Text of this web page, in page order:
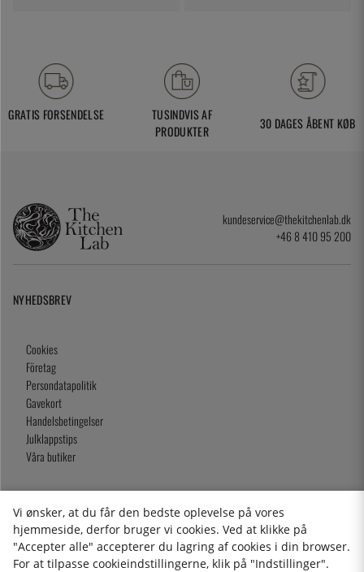
GRATIS FORSENDELSE
TUSINDVIS AF
PRODUKTER
30 DAGES ÅBENT KØB
kundeservice@thekitchenlab.dk
+46 8 410 95 200
NYHEDSBREV
Cookies
Företag
Persondatapolitik
Gavekort
Handelsbetingelser
Julklappstips
Våra butiker
2026 KitchenLab AB
Vi ønsker, at du får den bedste oplevelse på vores
hjemmeside, derfor bruger vi cookies. Ved at klikke på
"Accepter alle" accepterer du lagring af cookies i din browser.
For at tilpasse cookieindstillingerne, klik på "Indstillinger".